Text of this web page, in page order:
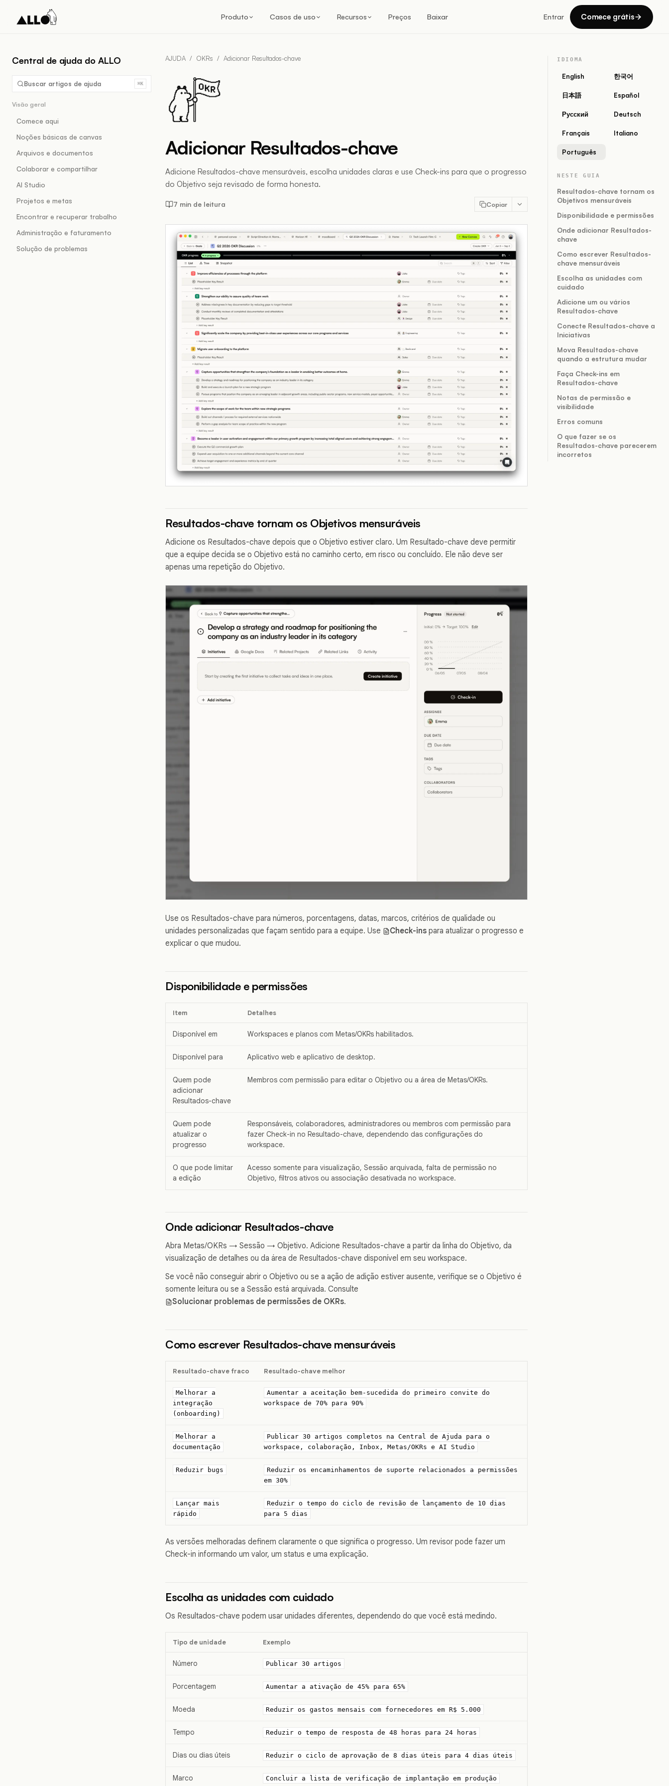
Produto Casos de uso Recursos Preços Baixar Entrar Comece grátis
Central de ajuda do ALLO
Buscar artigos de ajuda ⌘K
Visão geral
Comece aqui
Noções básicas de canvas
Arquivos e documentos
Colaborar e compartilhar
AI Studio
Projetos e metas
Encontrar e recuperar trabalho
Administração e faturamento
Solução de problemas
AJUDA / OKRs / Adicionar Resultados-chave
Adicionar Resultados-chave
Adicione Resultados-chave mensuráveis, escolha unidades claras e use Check-ins para que o progresso
do Objetivo seja revisado de forma honesta.
7 min de leitura Copiar
Resultados-chave tornam os Objetivos mensuráveis
Adicione os Resultados-chave depois que o Objetivo estiver claro. Um Resultado-chave deve permitir
que a equipe decida se o Objetivo está no caminho certo, em risco ou concluído. Ele não deve ser
apenas uma repetição do Objetivo.
Use os Resultados-chave para números, porcentagens, datas, marcos, critérios de qualidade ou
unidades personalizadas que façam sentido para a equipe. Use
Check-ins para atualizar o progresso e
explicar o que mudou.
Disponibilidade e permissões
Item Detalhes
Disponível em Workspaces e planos com Metas/OKRs habilitados.
Disponível para Aplicativo web e aplicativo de desktop.
Quem pode
adicionar
Resultados-chave
Membros com permissão para editar o Objetivo ou a área de Metas/OKRs.
Quem pode
atualizar o
progresso
Responsáveis, colaboradores, administradores ou membros com permissão para
fazer Check-in no Resultado-chave, dependendo das configurações do
workspace.
O que pode limitar
a edição
Acesso somente para visualização, Sessão arquivada, falta de permissão no
Objetivo, filtros ativos ou associação desativada no workspace.
Onde adicionar Resultados-chave
Abra Metas/OKRs → Sessão → Objetivo. Adicione Resultados-chave a partir da linha do Objetivo, da
visualização de detalhes ou da área de Resultados-chave disponível em seu workspace.
Se você não conseguir abrir o Objetivo ou se a ação de adição estiver ausente, verifique se o Objetivo é
somente leitura ou se a Sessão está arquivada. Consulte
Solucionar problemas de permissões de OKRs.
Como escrever Resultados-chave mensuráveis
Resultado-chave fraco Resultado-chave melhor
Melhorar a
integração
(onboarding)
Aumentar a aceitação bem-sucedida do primeiro convite do
workspace de 70% para 90%
Melhorar a
documentação
Publicar 30 artigos completos na Central de Ajuda para o
workspace, colaboração, Inbox, Metas/OKRs e AI Studio
Reduzir bugs
Reduzir os encaminhamentos de suporte relacionados a permissões
em 30%
Lançar mais
rápido
Reduzir o tempo do ciclo de revisão de lançamento de 10 dias
para 5 dias
As versões melhoradas definem claramente o que significa o progresso. Um revisor pode fazer um
Check-in informando um valor, um status e uma explicação.
Escolha as unidades com cuidado
Os Resultados-chave podem usar unidades diferentes, dependendo do que você está medindo.
Tipo de unidade Exemplo
Número Publicar 30 artigos
Porcentagem Aumentar a ativação de 45% para 65%
Moeda Reduzir os gastos mensais com fornecedores em R$ 5.000
Tempo Reduzir o tempo de resposta de 48 horas para 24 horas
Dias ou dias úteis Reduzir o ciclo de aprovação de 8 dias úteis para 4 dias úteis
Marco Concluir a lista de verificação de implantação em produção
IDIOMA
English 한국어
日本語 Español
Русский Deutsch
Français Italiano
Português
NESTE GUIA
Resultados-chave tornam os
Objetivos mensuráveis
Disponibilidade e permissões
Onde adicionar Resultados-
chave
Como escrever Resultados-
chave mensuráveis
Escolha as unidades com
cuidado
Adicione um ou vários
Resultados-chave
Conecte Resultados-chave a
Iniciativas
Mova Resultados-chave
quando a estrutura mudar
Faça Check-ins em
Resultados-chave
Notas de permissão e
visibilidade
Erros comuns
O que fazer se os
Resultados-chave parecerem
incorretos